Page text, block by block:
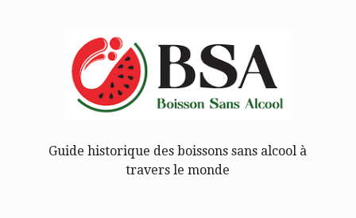
Guide historique des boissons sans alcool à
travers le monde